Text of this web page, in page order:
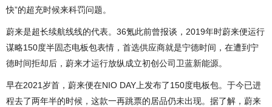
快”的超充时候来科罚问题。
蔚来是超长续航线线的代表。36氪此前曾报谈，2019年时蔚来便运行
谋略150度半固态电板包表情，首选供应商就是宁德时间，在遭到宁
德时间拒却后，蔚来才运行放纵成立初创公司卫蓝新能源。
早在2021岁首，蔚来便在NIO DAY上发布了150度电板包。于今已进
程去了两年半的时候，这款一再跳票的居品仍未出现。据了解，蔚来